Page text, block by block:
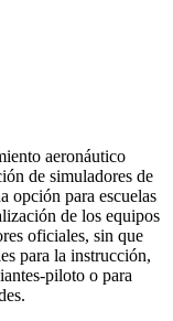
aeronáutico
de simuladores de
opción para escuelas
de los equipos
oficiales, sin que
para la instrucción,
piloto o para